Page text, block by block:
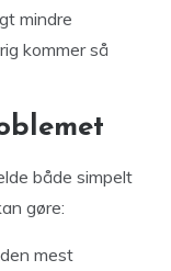
mindre
kommer så
både simpelt
gøre:
mest